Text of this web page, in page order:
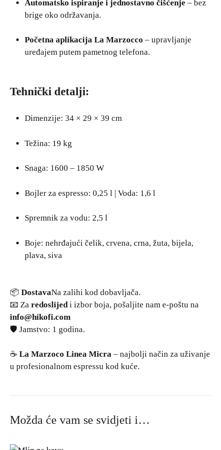
Automatsko ispiranje i jednostavno čišćenje – bez
brige oko održavanja.
Početna aplikacija La Marzocco – upravljanje
uređajem putem pametnog telefona.
Tehnički detalji:
Dimenzije: 34 × 29 × 39 cm
Težina: 19 kg
Snaga: 1600 – 1850 W
Bojler za espresso: 0,25 l | Voda: 1,6 l
Spremnik za vodu: 2,5 l
Boje: nehrđajući čelik, crvena, crna, žuta, bijela,
plava, siva
📦 DostavaNa zalihi kod dobavljača.
📧 Za redoslijed i izbor boja, pošaljite nam e-poštu na
info@hikofi.com
🛡️ Jamstvo: 1 godina.
☕ La Marzoco Linea Micra – najbolji način za uživanje
u profesionalnom espressu kod kuće.
Možda će vam se svidjeti i…